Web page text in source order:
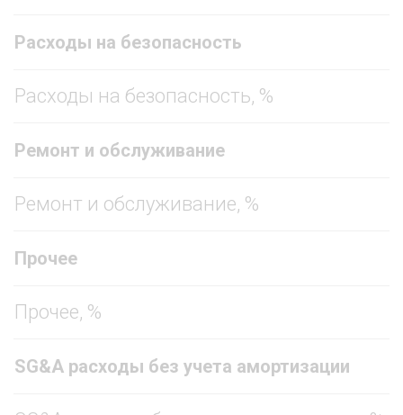
Расходы на безопасность
Расходы на безопасность, %
Ремонт и обслуживание
Ремонт и обслуживание, %
Прочее
Прочее, %
SG&A расходы без учета амортизации